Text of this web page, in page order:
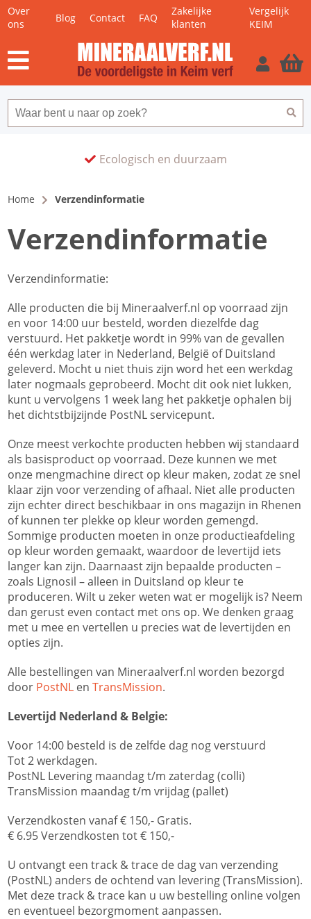
Over
ons
Blog Contact FAQ
Zakelijke
klanten
Vergelijk
KEIM
Ecologisch en duurzaam
Home Verzendinformatie
Verzendinformatie
Verzendinformatie:
Alle producten die bij Mineraalverf.nl op voorraad zijn
en voor 14:00 uur besteld, worden diezelfde dag
verstuurd. Het pakketje wordt in 99% van de gevallen
één werkdag later in Nederland, België of Duitsland
geleverd. Mocht u niet thuis zijn word het een werkdag
later nogmaals geprobeerd. Mocht dit ook niet lukken,
kunt u vervolgens 1 week lang het pakketje ophalen bij
het dichtstbijzijnde PostNL servicepunt.
Onze meest verkochte producten hebben wij standaard
als basisproduct op voorraad. Deze kunnen we met
onze mengmachine direct op kleur maken, zodat ze snel
klaar zijn voor verzending of afhaal. Niet alle producten
zijn echter direct beschikbaar in ons magazijn in Rhenen
of kunnen ter plekke op kleur worden gemengd.
Sommige producten moeten in onze productieafdeling
op kleur worden gemaakt, waardoor de levertijd iets
langer kan zijn. Daarnaast zijn bepaalde producten –
zoals Lignosil – alleen in Duitsland op kleur te
produceren. Wilt u zeker weten wat er mogelijk is? Neem
dan gerust even contact met ons op. We denken graag
met u mee en vertellen u precies wat de levertijden en
opties zijn.
Alle bestellingen van Mineraalverf.nl worden bezorgd
door PostNL enTransMission.
Levertijd Nederland & Belgie:
Voor 14:00 besteld is de zelfde dag nog verstuurd
Tot 2 werkdagen.
PostNL Levering maandag t/m zaterdag (colli)
TransMission maandag t/m vrijdag (pallet)
Verzendkosten vanaf € 150,- Gratis.
€ 6.95 Verzendkosten tot € 150,-
U ontvangt een track & trace de dag van verzending
(PostNL) anders de ochtend van levering (TransMission).
Met deze track & trace kan u uw bestelling online volgen
en eventueel bezorgmoment aanpassen.